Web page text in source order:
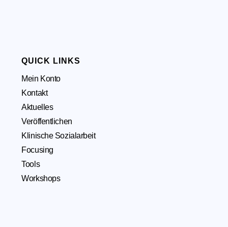
QUICK LINKS
Mein Konto
Kontakt
Aktuelles
Veröffentlichen
Klinische Sozialarbeit
Focusing
Tools
Workshops